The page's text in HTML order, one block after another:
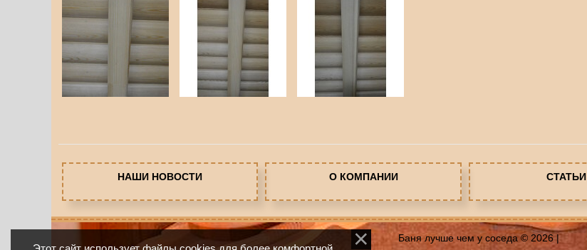
НАШИ НОВОСТИ О КОМПАНИИ СТАТЬИ
Баня лучше чем у соседа © 2026 |